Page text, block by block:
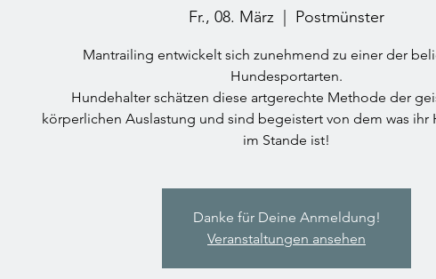
Fr., 08. März
  |
Postmünster
Mantrailing entwickelt sich zunehmend zu einer der
Hundesportarten.
Hundehalter schätzen diese artgerechte Methode der
körperlichen Auslastung und sind begeistert von dem was ihr
im Stande ist!
Danke für Deine Anmeldung!
Veranstaltungen ansehen